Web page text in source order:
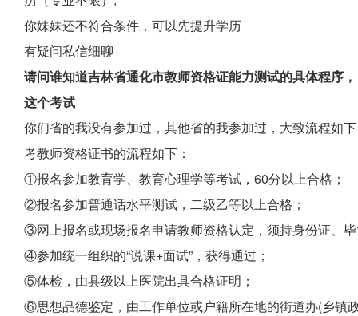
你妹妹还不符合条件，可以先提升学历
有疑问私信细聊
请问谁知道吉林省通化市教师资格证能力测试的具体程序
这个考试
你们省的我没有参加过，其他省的我参加过，大致流程如
考教师资格证书的流程如下：
①报名参加教育学、教育心理学等考试，60分以上合格；
②报名参加普通话水平测试，二级乙等以上合格；
③网上报名或现场报名申请教师资格认定，须持身份证、毕
④参加统一组织的“说课+面试”，获得通过；
⑤体检，由县级以上医院出具合格证明；
⑥思想品德鉴定，由工作单位或户籍所在地的街道办(乡镇